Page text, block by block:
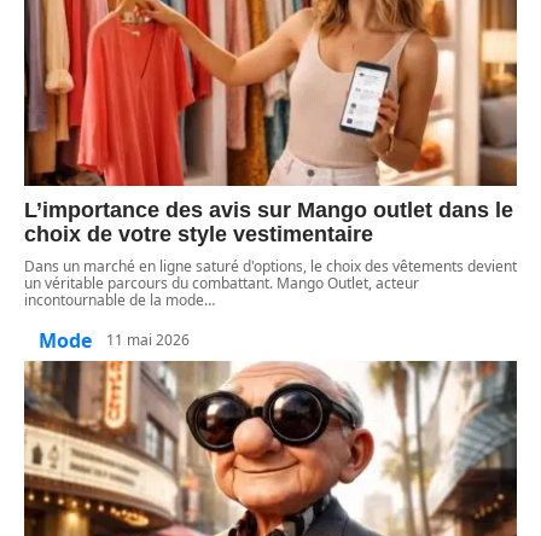
L’importance des avis sur Mango outlet dans le
choix de votre style vestimentaire
Dans un marché en ligne saturé d'options, le choix des vêtements devient
un véritable parcours du combattant. Mango Outlet, acteur
incontournable de la mode…
Mode 11 mai 2026